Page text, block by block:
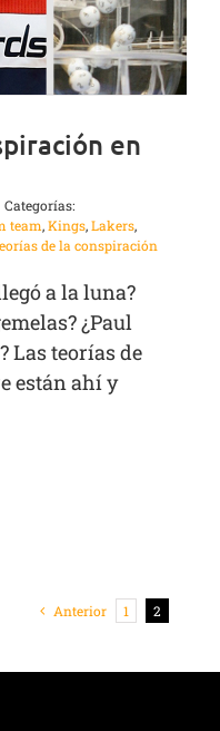
en
Categorías:
team,Kings,Lakers,
de la conspiración
a la luna?
¿Paul
Las teorías de
están ahí y
Anterior 1 2